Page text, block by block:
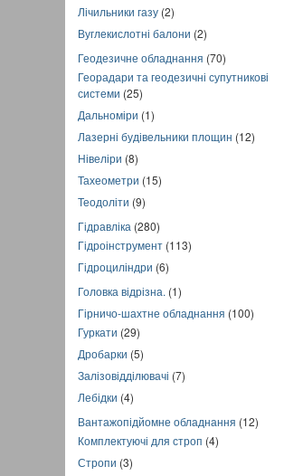
Лічильники газу (2)
Вуглекислотні балони (2)
Геодезичне обладнання (70)
Георадари та геодезичні супутникові
системи (25)
Дальноміри (1)
Лазерні будівельники площин (12)
Нівеліри (8)
Тахеометри (15)
Теодоліти (9)
Гідравліка (280)
Гідроінструмент (113)
Гідроциліндри (6)
Головка відрізна. (1)
Гірничо-шахтне обладнання (100)
Гуркати (29)
Дробарки (5)
Залізовідділювачі (7)
Лебідки (4)
Вантажопідйомне обладнання (12)
Комплектуючі для строп (4)
Стропи (3)